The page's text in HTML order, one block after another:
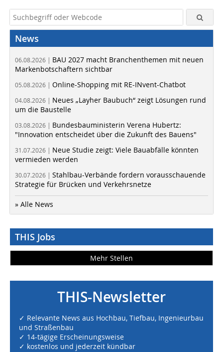
News
06.08.2026 | BAU 2027 macht Branchenthemen mit neuen
Markenbotschaftern sichtbar
05.08.2026 | Online-Shopping mit RE-INvent-Chatbot
04.08.2026 | Neues „Layher Baubuch“ zeigt Lösungen rund
um die Baustelle
03.08.2026 | Bundesbauministerin Verena Hubertz:
"Innovation entscheidet über die Zukunft des Bauens"
31.07.2026 | Neue Studie zeigt: Viele Bauabfälle könnten
vermieden werden
30.07.2026 | Stahlbau-Verbände fordern vorausschauende
Strategie für Brücken und Verkehrsnetze
» Alle News
THIS Jobs
Mehr Stellen
THIS-Newsletter
✓ Relevante News aus Hochbau, Tiefbau, Ingenieurbau
und Straßenbau
✓ 14-tägige Erscheinungsweise
✓ kostenlos und jederzeit kündbar